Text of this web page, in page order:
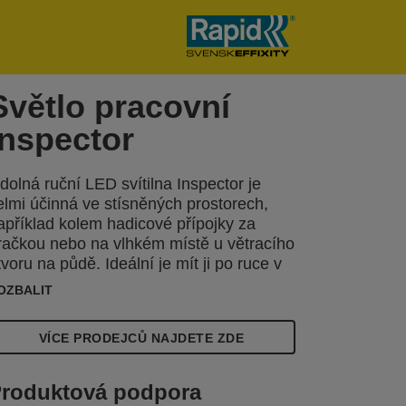
pracovní
ruční LED svítilna Inspector je
účinná ve stísněných prostorech,
kolem hadicové přípojky za
nebo na vlhkém místě u větracího
na půdě. Ideální je mít ji po ruce v
na nářadí, v autě nebo v nouzové
VÍCE PRODEJCŮ NAJDETE ZDE
podpora